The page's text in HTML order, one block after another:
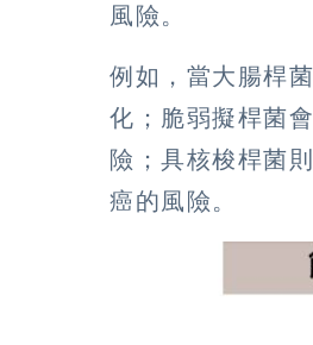
風險。
例如，當大腸桿
化；脆弱擬桿菌
險；具核梭桿菌
癌的風險。